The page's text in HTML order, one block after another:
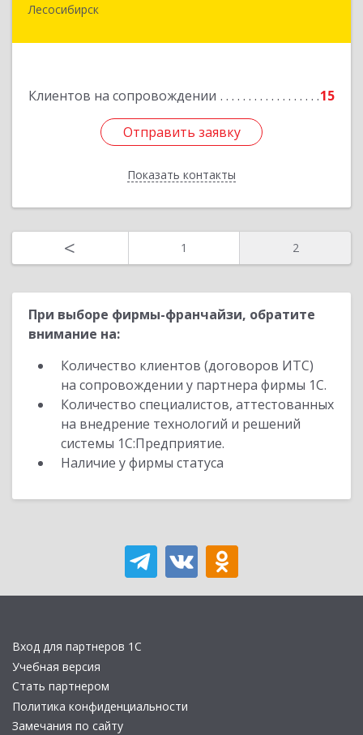
Лесосибирск
Клиентов на сопровождении 15
Отправить заявку
Показать контакты
Отправить заявку
Назад
< 1 2
При выборе фирмы-франчайзи, обратите
внимание на:
Количество клиентов (договоров ИТС)
на сопровождении у партнера фирмы 1С.
Количество специалистов, аттестованных
на внедрение технологий и решений
системы 1С:Предприятие.
Наличие у фирмы статуса
Вход для партнеров 1С
Учебная версия
Стать партнером
Политика конфиденциальности
Замечания по сайту